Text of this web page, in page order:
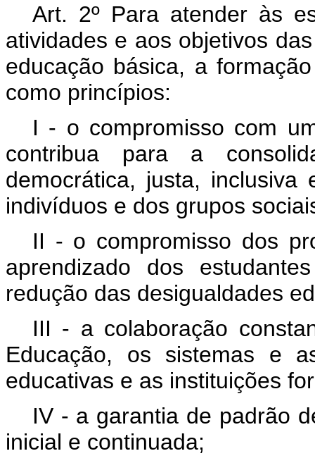
Art. 2º Para atender às
atividades e aos objetivos
educação básica, a
como princípios:
I - o compromisso com
contribua para a
democrática, justa,
indivíduos e dos grupos
II - o compromisso dos
aprendizado dos
redução das desigualdades
III - a colaboração
Educação, os sistemas e
educativas e as instituições
IV - a garantia de padrão
inicial e continuada;